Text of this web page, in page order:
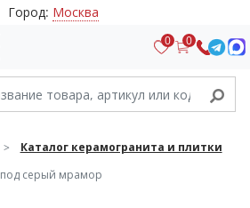
Город: Москва
0 0
Каталог керамогранита и плитки
под серый мрамор